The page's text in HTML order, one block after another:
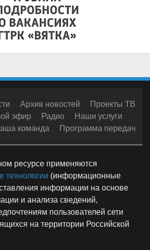
Архив новостей
Проекты ТВ
эфир Радио
Наши услуги
команда Программа передач
ресурсе применяются
технологии (информационные
информации на основе
и анализа сведений,
пользователей сети
на территории Российской